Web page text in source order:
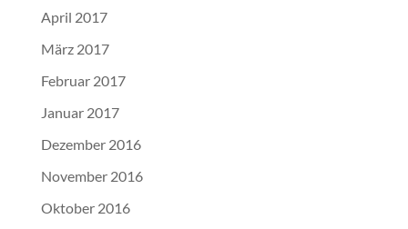
April 2017
März 2017
Februar 2017
Januar 2017
Dezember 2016
November 2016
Oktober 2016